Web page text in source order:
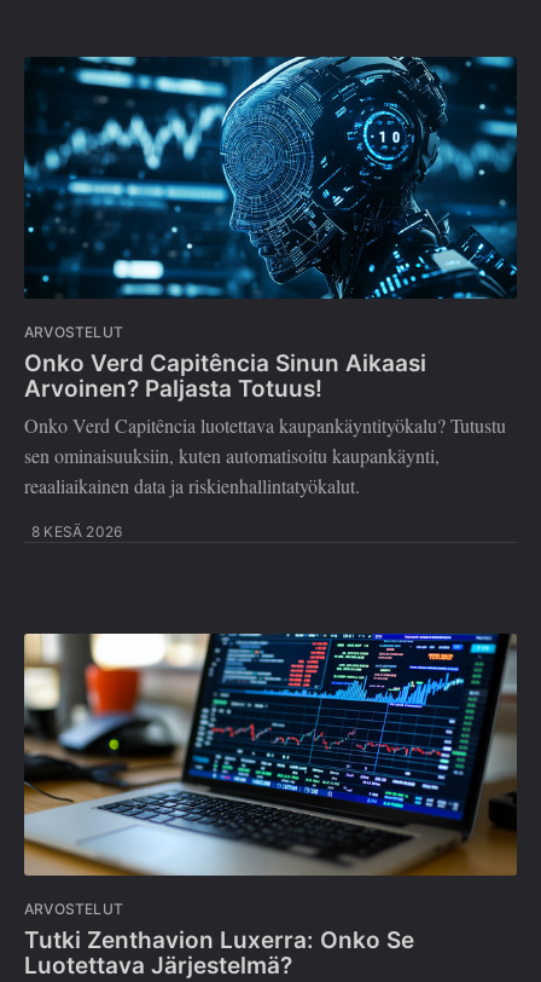
ARVOSTELUT
Onko Verd Capitência Sinun Aikaasi
Arvoinen? Paljasta Totuus!
Onko Verd Capitência luotettava kaupankäyntityökalu? Tutustu
sen ominaisuuksiin, kuten automatisoitu kaupankäynti,
reaaliaikainen data ja riskienhallintatyökalut.
8 KESÄ 2026
ARVOSTELUT
Tutki Zenthavion Luxerra: Onko Se
Luotettava Järjestelmä?